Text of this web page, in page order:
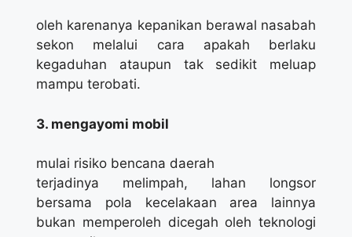
oleh karenanya kepanikan berawal nasabah
sekon melalui cara apakah berlaku
kegaduhan ataupun tak sedikit meluap
mampu terobati.
3. mengayomi mobil
mulai risiko bencana daerah
terjadinya melimpah, lahan longsor
bersama pola kecelakaan area lainnya
bukan memperoleh dicegah oleh teknologi